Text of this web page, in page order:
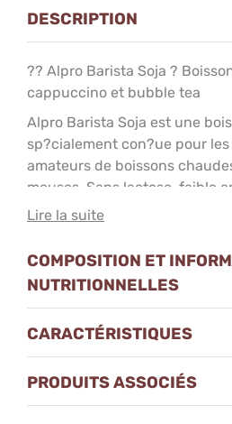
DESCRIPTION
?? Alpro Barista Soja ?
cappuccino et bubble tea
Alpro Barista Soja est une
sp?cialement con?ue pour
amateurs de boissons
meuses. Sans lactose, faible
prot?ines, elle est
tea lattes ou autres boissons
mousser rapidement, cette
permet de cr?er une
? Pourquoi
Barista Soja ?
Lire la suite
COMPOSITION ET
NUTRITIONNELLES
CARACTÉRISTIQUES
PRODUITS ASSOCIÉS